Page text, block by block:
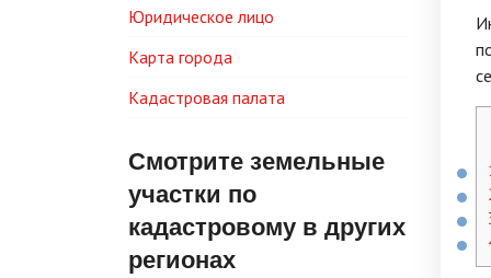
Юридическое лицо
Карта города
Кадастровая палата
Смотрите земельные
участки по
кадастровому в других
регионах